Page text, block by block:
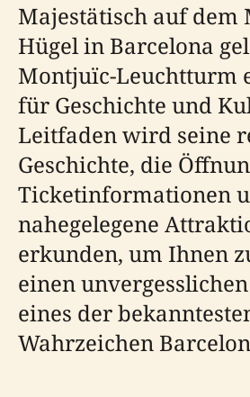
Majestätisch auf dem
Hügel in Barcelona
Montjuïc-Leuchtturm
für Geschichte und
Leitfaden wird seine
Geschichte, die
Ticketinformationen
nahegelegene
erkunden, um Ihnen
einen
eines der
Wahrzeichen